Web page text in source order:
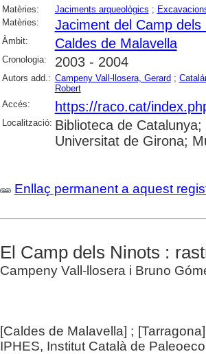
Matèries: Jaciments arqueològics ;
Matèries:
Jaciment del Camp
Àmbit: Caldes de Malavella
Cronologia: 2003 - 2004
Autors add.: Campeny Vall-llosera, Gerard ;
Robert
Accés:
https://raco.cat/
Localització: Biblioteca de
Universitat de Girona;
Enllaç permanent a aquest
El Camp dels Ninots :
Campeny Vall-llosera i Bruno
[Caldes de Malavella] ;
IPHES, Institut Català de